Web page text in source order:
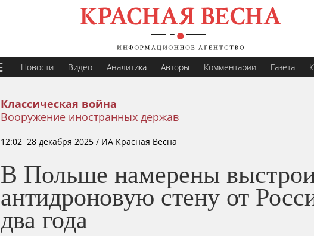
Новости Видео Аналитика Авторы Комментарии Газета
Классическая война
Вооружение иностранных держав
12:02 28 декабря 2025 / ИА Красная Весна
В Польше намерены
антидроновую стену от
два года